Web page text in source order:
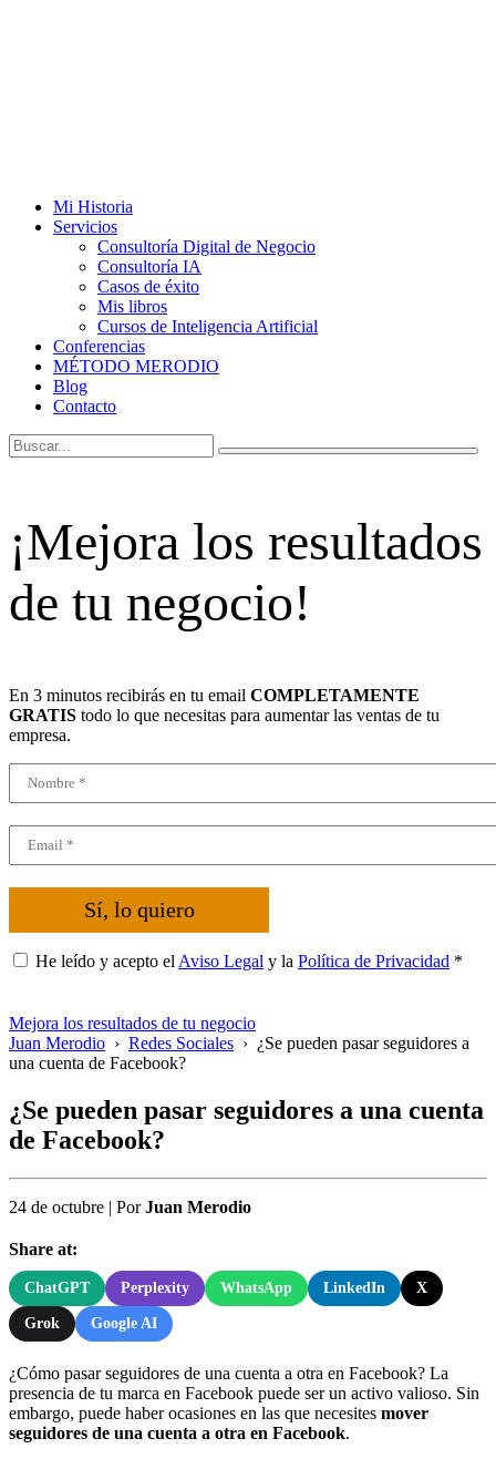
Mi Historia
Servicios
Consultoría Digital de Negocio
Consultoría IA
Casos de éxito
Mis libros
Cursos de Inteligencia Artificial
Conferencias
MÉTODO MERODIO
Blog
Contacto
¡Mejora los resultados
de tu negocio!
En 3 minutos recibirás en tu email COMPLETAMENTE
GRATIS todo lo que necesitas para aumentar las ventas de tu
empresa.
Sí, lo quiero
He leído y acepto el Aviso Legal y la Política de Privacidad *
Mejora los resultados de tu negocio
Juan Merodio › Redes Sociales › ¿Se pueden pasar seguidores a
una cuenta de Facebook?
¿Se pueden pasar seguidores a una cuenta
de Facebook?
24 de octubre | PorJuan Merodio
Share at:
ChatGPT Perplexity WhatsApp LinkedIn X
Grok Google AI
¿Cómo pasar seguidores de una cuenta a otra en Facebook? La
presencia de tu marca en Facebook puede ser un activo valioso. Sin
embargo, puede haber ocasiones en las que necesites mover
seguidores de una cuenta a otra en Facebook.